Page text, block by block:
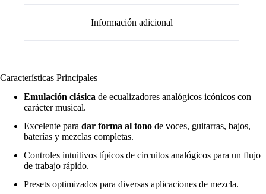
Información adicional
Características Principales
Emulación clásica de ecualizadores analógicos icónicos con
carácter musical.
Excelente para dar forma al tono de voces, guitarras, bajos,
baterías y mezclas completas.
Controles intuitivos típicos de circuitos analógicos para un flujo
de trabajo rápido.
Presets optimizados para diversas aplicaciones de mezcla.